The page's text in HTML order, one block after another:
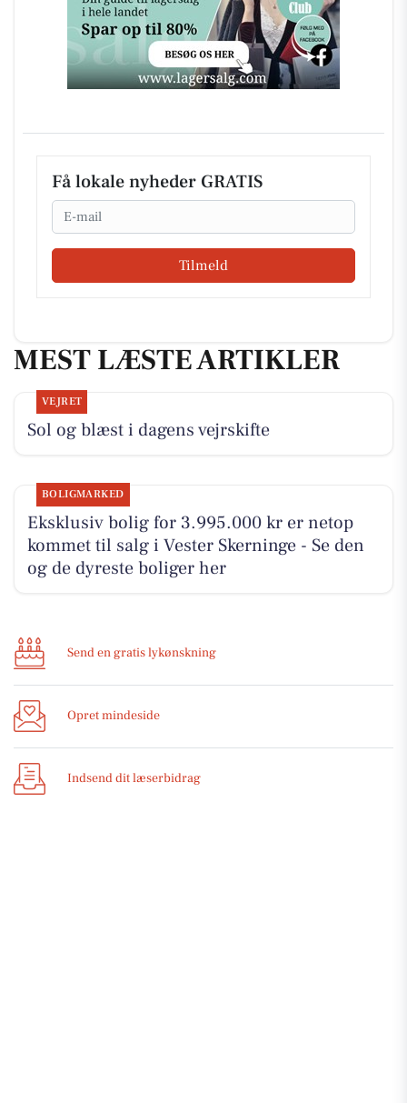
Få lokale nyheder GRATIS
Email
Tilmeld
MEST LÆSTE ARTIKLER
VEJRET
Sol og blæst i dagens vejrskifte
BOLIGMARKED
Eksklusiv bolig for 3.995.000 kr er netop
kommet til salg i Vester Skerninge - Se den
og de dyreste boliger her
Send en gratis lykønskning
Opret mindeside
Indsend dit læserbidrag